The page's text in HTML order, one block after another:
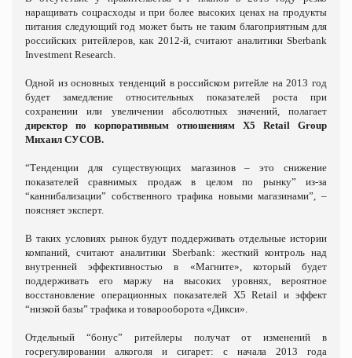
наращивать соцрасходы и при более высоких ценах на продукты
питания следующий год может быть не таким благоприятным для
российских ритейлеров, как 2012-й, считают аналитики Sberbank
Investment Research.
Одной из основных тенденций в российском ритейле на 2013 год
будет замедление относительных показателей роста при
сохранении или увеличении абсолютных значений, полагает
директор по корпоративным отношениям X5 Retail Group
Михаил СУСОВ.
“Тенденции для существующих магазинов – это снижение
показателей сравнимых продаж в целом по рынку” из-за
“каннибализации” собственного трафика новыми магазинами”, –
поясняет эксперт.
В таких условиях рынок будут поддерживать отдельные истории
компаний, считают аналитики Sberbank: жесткий контроль над
внутренней эффективностью в «Магните», который будет
поддерживать его маржу на высоких уровнях, вероятное
восстановление операционных показателей X5 Retail и эффект
“низкой базы” трафика и товарооборота «Дикси».
Отдельный “бонус” ритейлеры получат от изменений в
госрегулировании алкоголя и сигарет: с начала 2013 года